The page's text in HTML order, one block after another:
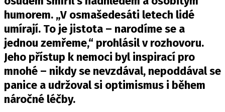
INZERCE
OSOBNÍ ÚDAJE / COOKIES
VOLNÁ MÍSTA
Provozovatelem serveru newsbox.cz je
INCORP MEDIA GROUP s.r.o., IČ: 118 23 054
humorem. „V osmašedesáti letech lidé
umírají. To je jistota – narodíme se a
jednou zemřeme,“ prohlásil vrozhovoru.
Jeho přístup k nemoci byl inspirací pro
mnohé – nikdy se nevzdával, nepoddával se
panice a udržoval si optimismus i během
náročné léčby.